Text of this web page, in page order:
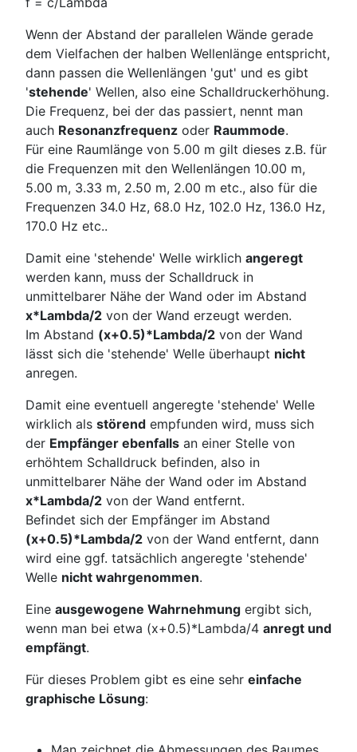
Wenn der Abstand der parallelen Wände gerade
dem Vielfachen der halben Wellenlänge entspricht,
dann passen die Wellenlängen 'gut' und es gibt
'stehende' Wellen, also eine Schalldruckerhöhung.
Die Frequenz, bei der das passiert, nennt man
auch Resonanzfrequenz oder Raummode.
Für eine Raumlänge von 5.00 m gilt dieses z.B. für
die Frequenzen mit den Wellenlängen 10.00 m,
5.00 m, 3.33 m, 2.50 m, 2.00 m etc., also für die
Frequenzen 34.0 Hz, 68.0 Hz, 102.0 Hz, 136.0 Hz,
170.0 Hz etc..
Damit eine 'stehende' Welle wirklich angeregt
werden kann, muss der Schalldruck in
unmittelbarer Nähe der Wand oder im Abstand
x*Lambda/2 von der Wand erzeugt werden.
Im Abstand (x+0.5)*Lambda/2 von der Wand
lässt sich die 'stehende' Welle überhaupt nicht
anregen.
Damit eine eventuell angeregte 'stehende' Welle
wirklich als störend empfunden wird, muss sich
der Empfänger ebenfalls an einer Stelle von
erhöhtem Schalldruck befinden, also in
unmittelbarer Nähe der Wand oder im Abstand
x*Lambda/2 von der Wand entfernt.
Befindet sich der Empfänger im Abstand
(x+0.5)*Lambda/2 von der Wand entfernt, dann
wird eine ggf. tatsächlich angeregte 'stehende'
Welle nicht wahrgenommen.
Eine ausgewogene Wahrnehmung ergibt sich,
wenn man bei etwa (x+0.5)*Lambda/4 anregt und
empfängt.
Für dieses Problem gibt es eine sehr einfache
graphische Lösung: